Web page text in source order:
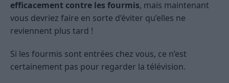
efficacement contre les fourmis, mais maintenant
vous devriez faire en sorte d’éviter qu’elles ne
reviennent plus tard !
Si les fourmis sont entrées chez vous, ce n’est
certainement pas pour regarder la télévision.